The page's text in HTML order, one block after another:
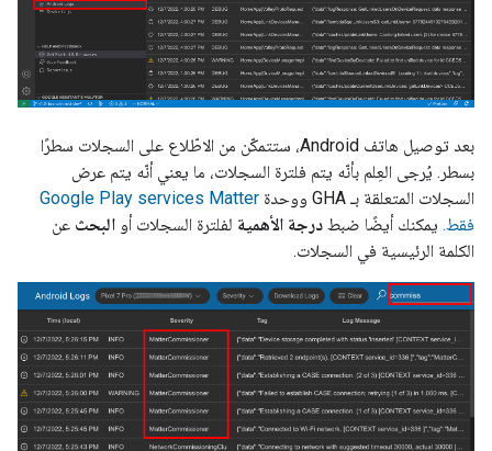
بعد توصيل هاتف Android، ستتمكّن من الاطّلاع على السجلات سطرًا
بسطر. يُرجى العِلم بأنّه يتم فلترة السجلات، ما يعني أنّه يتم عرض
السجلات المتعلقة بـ GHA ووحدة Google Play services Matter
فقط. يمكنك أيضًا ضبط درجة الأهمية لفلترة السجلات أو البحث عن
الكلمة الرئيسية في السجلات.